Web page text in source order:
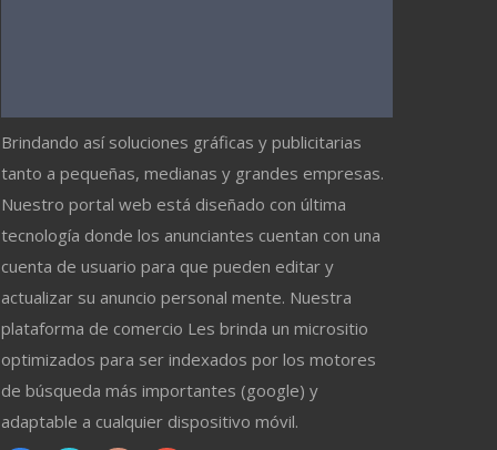
Brindando así soluciones gráficas y publicitarias
tanto a pequeñas, medianas y grandes empresas.
Nuestro portal web está diseñado con última
tecnología donde los anunciantes cuentan con una
cuenta de usuario para que pueden editar y
actualizar su anuncio personal mente. Nuestra
plataforma de comercio Les brinda un micrositio
optimizados para ser indexados por los motores
de búsqueda más importantes (google) y
adaptable a cualquier dispositivo móvil.